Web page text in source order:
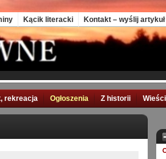
Kącik literacki Kontakt – wyślij artykuł
rekreacja Ogłoszenia Z historii